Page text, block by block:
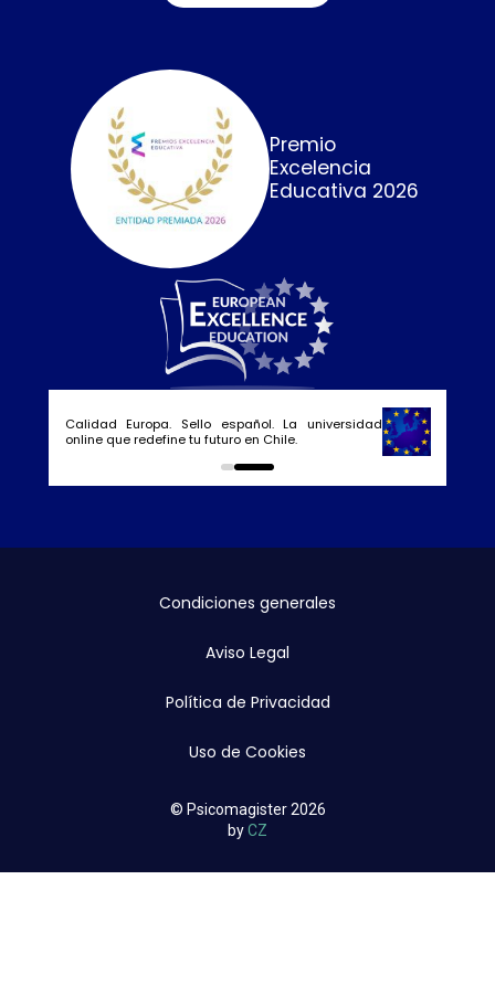
Premio
Excelencia
Educativa 2026
Calidad Europa. Sello español. La universidad
online que redefine tu futuro en Chile.
0 1
Condiciones generales
Aviso Legal
Política de Privacidad
Uso de Cookies
© Psicomagister 2026
byCZ